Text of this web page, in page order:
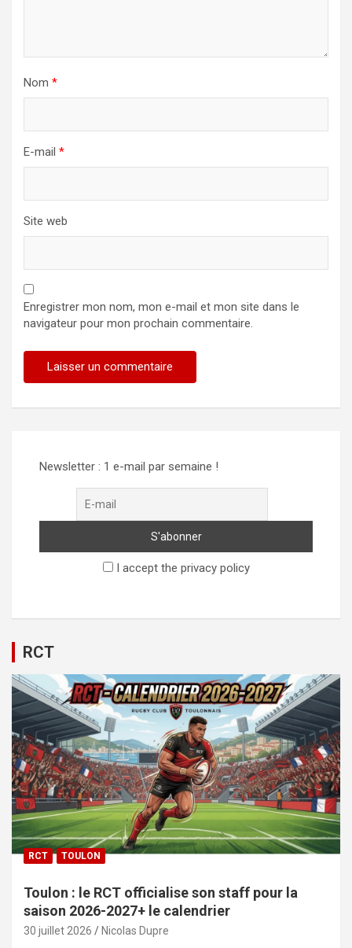
Nom *
E-mail *
Site web
Enregistrer mon nom, mon e-mail et mon site dans le
navigateur pour mon prochain commentaire.
Newsletter : 1 e-mail par semaine !
I accept the privacy policy
RCT
RCT TOULON
Toulon : le RCT officialise son staff pour la
saison 2026-2027+ le calendrier
30 juillet 2026 Nicolas Dupre